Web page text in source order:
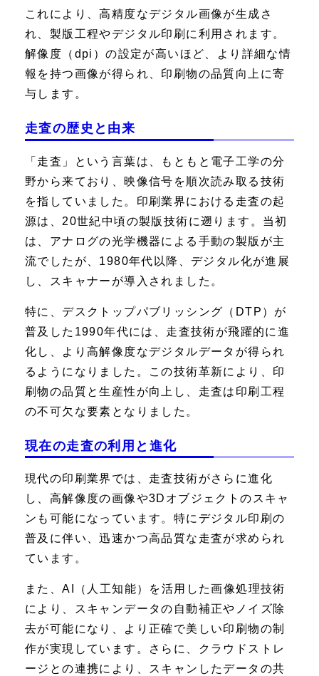
これにより、高精度なデジタル画像が生成さ
れ、製版工程やデジタル印刷に利用されます。
解像度（dpi）の設定が高いほど、より詳細な情
報を持つ画像が得られ、印刷物の品質向上に寄
与します。
走査の歴史と由来
「走査」という言葉は、もともと電子工学の分
野から来ており、映像信号を順次読み取る技術
を指していました。印刷業界における走査の起
源は、20世紀中頃の製版技術に遡ります。当初
は、アナログの光学機器による手動の製版が主
流でしたが、1980年代以降、デジタル化が進展
し、スキャナーが導入されました。
特に、デスクトップパブリッシング（DTP）が
普及した1990年代には、走査技術が飛躍的に進
化し、より高解像度なデジタルデータが得られ
るようになりました。この技術革新により、印
刷物の品質と生産性が向上し、走査は印刷工程
の不可欠な要素となりました。
現在の走査の利用と進化
現代の印刷業界では、走査技術がさらに進化
し、高解像度の画像や3Dオブジェクトのスキャ
ンも可能になっています。特にデジタル印刷の
普及に伴い、迅速かつ高品質な走査が求められ
ています。
また、AI（人工知能）を活用した画像処理技術
により、スキャンデータの自動補正やノイズ除
去が可能になり、より正確で美しい印刷物の制
作が実現しています。さらに、クラウドストレ
ージとの連携により、スキャンしたデータの共